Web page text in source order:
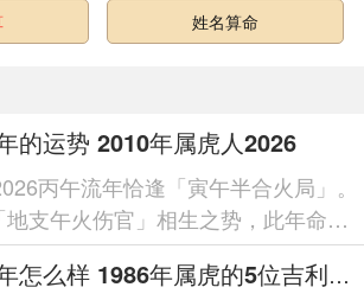
姓名算命
的运势 2010年属虎人2026
丙午流年恰逢「寅午半合火局」。
支午火伤官」相生之势，此年命局
聪慧...
1986年属虎的人2026年怎么样 1986年属虎的5位吉利数字